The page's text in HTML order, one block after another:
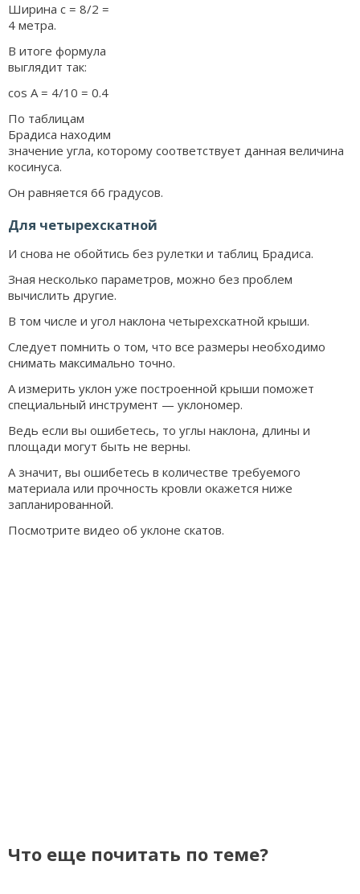
Ширина с = 8/2 =
4 метра.
В итоге формула
выглядит так:
cos A = 4/10 = 0.4
По таблицам
Брадиса находим
значение угла, которому соответствует данная величина
косинуса.
Он равняется 66 градусов.
Для четырехскатной
И снова не обойтись без рулетки и таблиц Брадиса.
Зная несколько параметров, можно без проблем
вычислить другие.
В том числе и угол наклона четырехскатной крыши.
Следует помнить о том, что все размеры необходимо
снимать максимально точно.
А измерить уклон уже построенной крыши поможет
специальный инструмент — уклономер.
Ведь если вы ошибетесь, то углы наклона, длины и
площади могут быть не верны.
А значит, вы ошибетесь в количестве требуемого
материала или прочность кровли окажется ниже
запланированной.
Посмотрите видео об уклоне скатов.
Что еще почитать по теме?